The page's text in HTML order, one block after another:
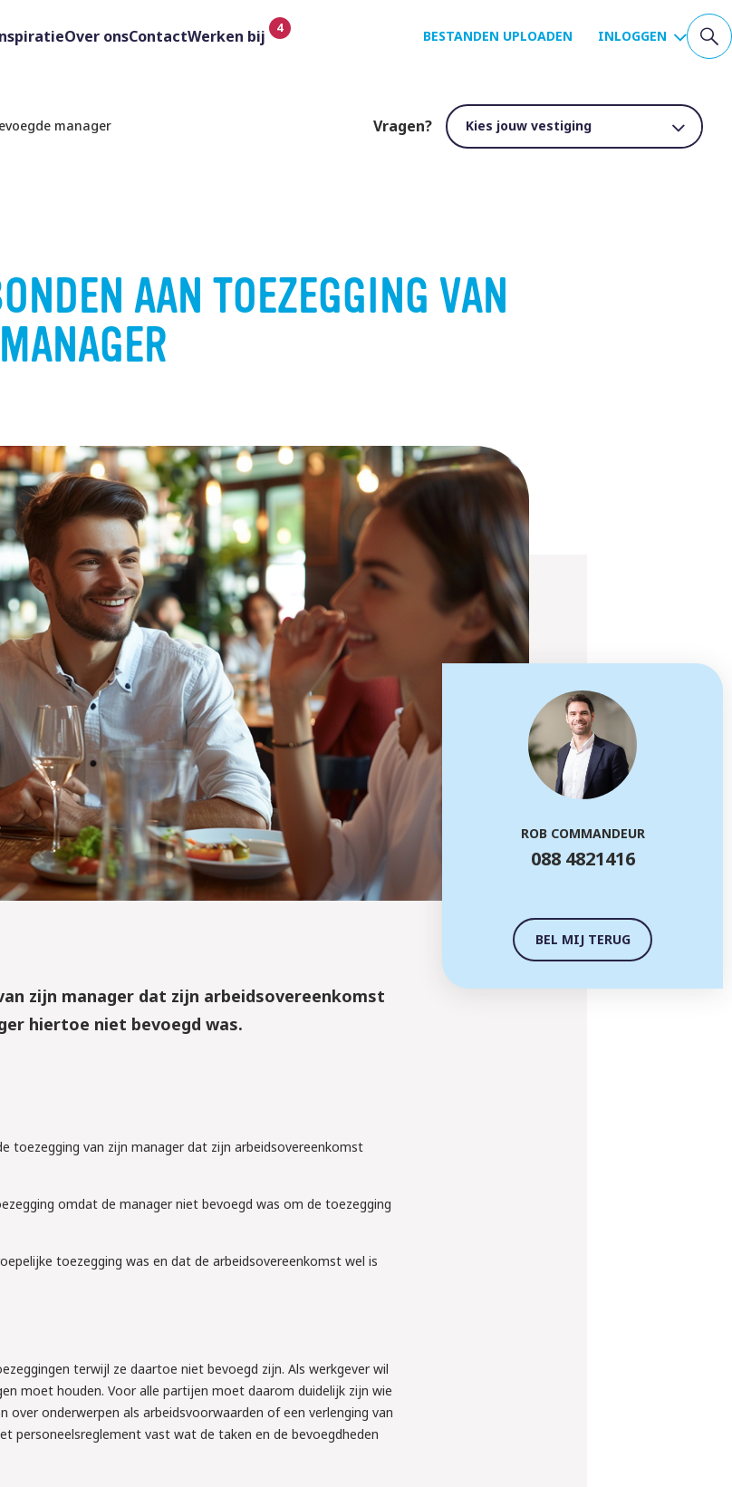
Over onsContactWerken bij BESTANDEN UPLOADEN INLOGGEN
manager Vragen?
AAN TOEZEGGING VAN
zijn manager dat zijn arbeidsovereenkomst
hiertoe niet bevoegd was.
toezegging van zijn manager dat zijn arbeidsovereenkomst
omdat de manager niet bevoegd was om de toezegging
toezegging was en dat de arbeidsovereenkomst wel is
terwijl ze daartoe niet bevoegd zijn. Als werkgever wil
moet houden. Voor alle partijen moet daarom duidelijk zijn wie
over onderwerpen als arbeidsvoorwaarden of een verlenging van
personeelsreglement vast wat de taken en de bevoegdheden
ROB COMMANDEUR
088 4821416
BEL MIJ TERUG
jij